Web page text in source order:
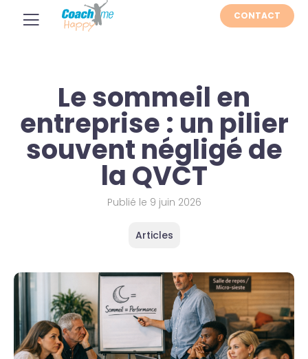
CONTACT
Le sommeil en
entreprise : un pilier
souvent négligé de
la QVCT
Publié le 9 juin 2026
Articles